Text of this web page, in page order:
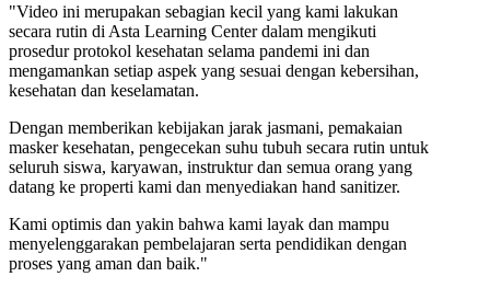
"Video ini merupakan sebagian kecil yang kami lakukan
secara rutin di Asta Learning Center dalam mengikuti
prosedur protokol kesehatan selama pandemi ini dan
mengamankan setiap aspek yang sesuai dengan kebersihan,
kesehatan dan keselamatan.
Dengan memberikan kebijakan jarak jasmani, pemakaian
masker kesehatan, pengecekan suhu tubuh secara rutin untuk
seluruh siswa, karyawan, instruktur dan semua orang yang
datang ke properti kami dan menyediakan hand sanitizer.
Kami optimis dan yakin bahwa kami layak dan mampu
menyelenggarakan pembelajaran serta pendidikan dengan
proses yang aman dan baik."